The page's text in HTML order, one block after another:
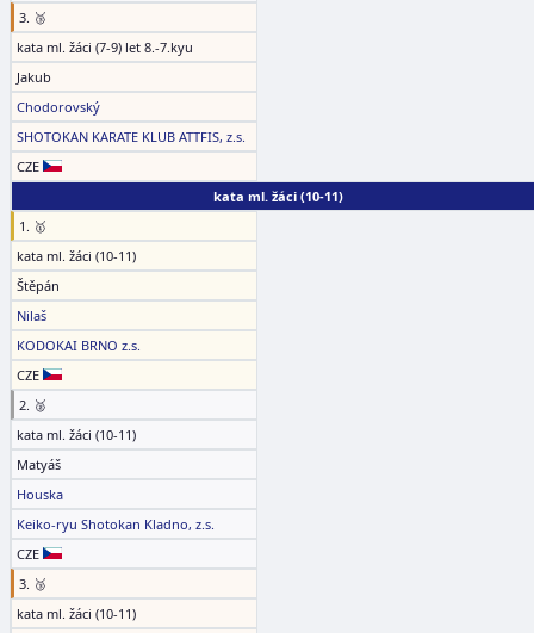
3. 🥉
kata ml. žáci (7-9) let 8.-7.kyu
Jakub
Chodorovský
SHOTOKAN KARATE KLUB ATTFIS, z.s.
CZE
kata ml. žáci (10-11)
1. 🥇
kata ml. žáci (10-11)
Štěpán
Nilaš
KODOKAI BRNO z.s.
CZE
2. 🥈
kata ml. žáci (10-11)
Matyáš
Houska
Keiko-ryu Shotokan Kladno, z.s.
CZE
3. 🥉
kata ml. žáci (10-11)